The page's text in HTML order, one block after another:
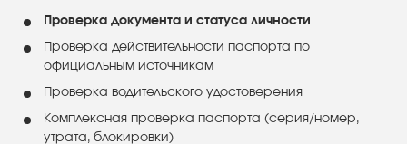
Проверка документа и статуса личности
Проверка действительности паспорта по
официальным источникам
Проверка водительского удостоверения
Комплексная проверка паспорта (серия/номер,
утрата, блокировки)